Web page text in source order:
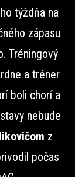
týždňa na
zápasu
Tréningový
a tréner
boli chorí a
nebude
z
počas